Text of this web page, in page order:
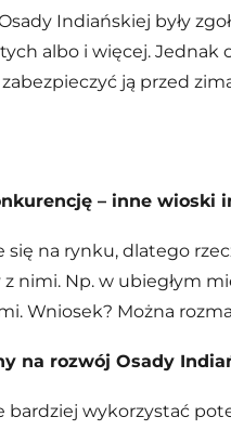
Indiańskiej były
albo i więcej.
ją przed
– inne wioski
się na rynku, dlatego
nimi. Np. w ubiegłym
Wniosek? Można
na rozwój Osady
bardziej wykorzystać